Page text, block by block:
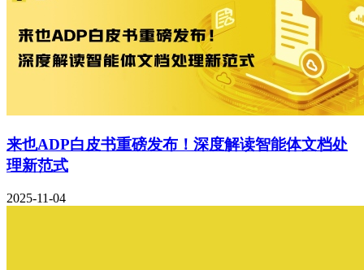
来也ADP白皮书重磅发布！深度解读智能体文档处
理新范式
2025-11-04